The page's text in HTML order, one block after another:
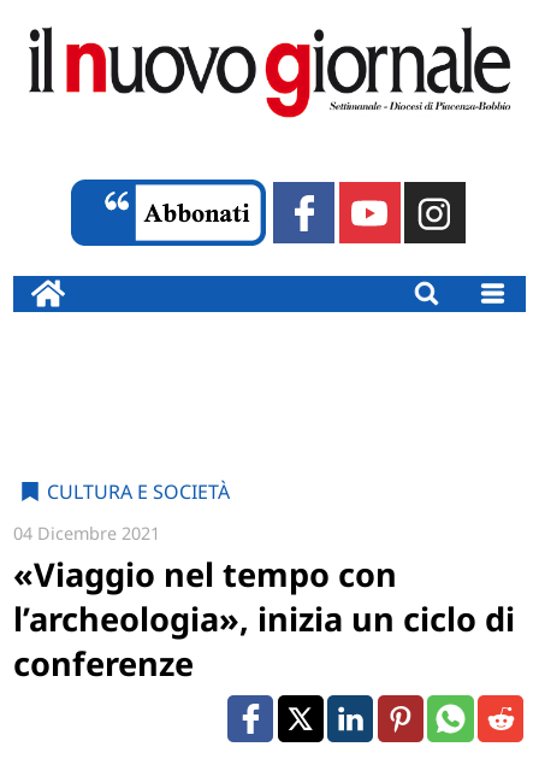
CULTURA E SOCIETÀ
04 Dicembre 2021
«Viaggio nel tempo con
l’archeologia», inizia un ciclo di
conferenze